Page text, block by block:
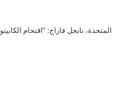
نايجل فاراج: “اقتحام